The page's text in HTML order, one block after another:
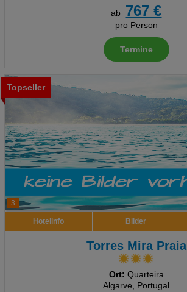
ab
767 €
pro Person
Termine
3
Topseller
Hotelinfo Bilder
Torres Mira Praia
Ort: Quarteira
Algarve, Portugal